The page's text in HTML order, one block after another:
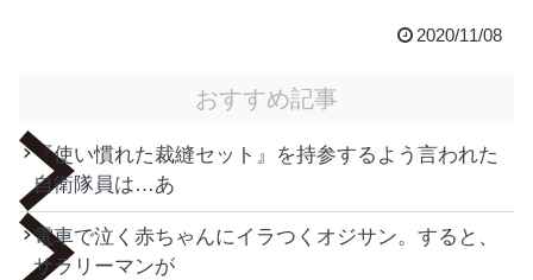
2020/11/08
おすすめ記事
『使い慣れた裁縫セット』を持参するよう言われた
自衛隊員は…あ
電車で泣く赤ちゃんにイラつくオジサン。すると、
サラリーマンが